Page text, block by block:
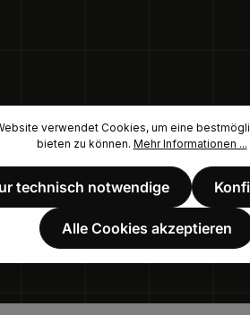
verwendet Cookies, um eine
bieten zu können. Mehr Informationen ...
technisch notwendige
Alle Cookies akzeptieren